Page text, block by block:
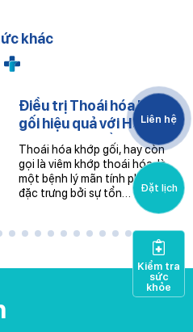
khác
Điều trị Thoái hóa khớp
gối hiệu quả với Huyết
tương giàu tiểu cầu
(PRP)
Thoái hóa khớp gối, hay còn
gọi là viêm khớp thoái hóa, là
một bệnh lý mãn tính phổ biến,
đặc trưng bởi sự tổn…
Liên hệ
Đặt lịch
Kiểm tra
sức
khỏe